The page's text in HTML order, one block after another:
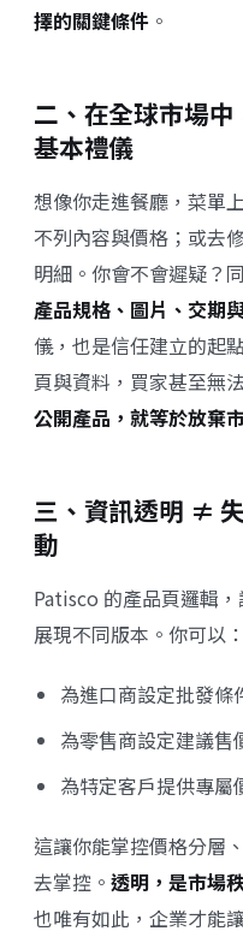
擇的關鍵條件 。
二、在全球市場
基本禮儀
想像你走進餐廳，菜單
不列內容與價格；或去
明細。你會不會遲疑？
產品規格、圖片、交期
儀，也是信任建立的起
頁與資料，買家甚至無
公開產品，就等於放棄
三、資訊透明 ≠
動
Patisco 的產品頁邏輯
展現不同版本。你可以：
為進口商設定批發條
為零售商設定建議售
為特定客戶提供專屬
這讓你能掌控價格分層
去掌控。 透明，是市場
也唯有如此，企業才能